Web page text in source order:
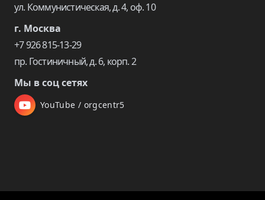
ул. Коммунистическая, д. 4, оф. 10
г. Москва
+7 926 815-13-29
пр. Гостиничный, д. 6, корп. 2
Мы в соц сетях
YouTube / orgcentr5